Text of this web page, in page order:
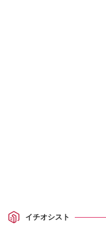
イチオシスト